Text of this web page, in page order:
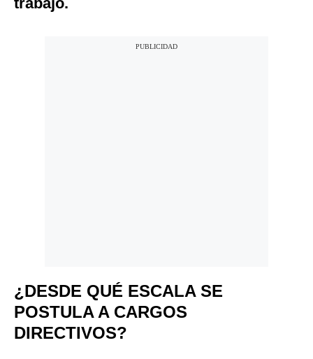
¿DESDE QUÉ ESCALA SE
POSTULA A CARGOS
DIRECTIVOS?